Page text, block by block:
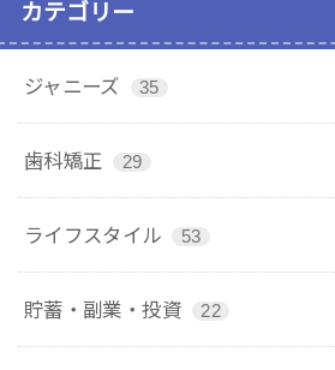
カテゴリー
ジャニーズ 35
歯科矯正 29
ライフスタイル 53
貯蓄・副業・投資 22